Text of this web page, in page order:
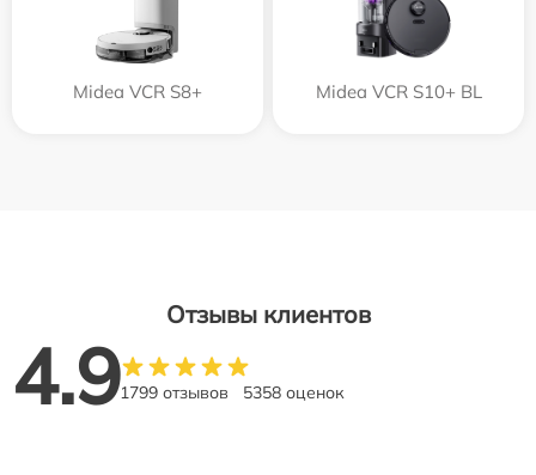
Midea VCR S8+ Midea VCR S10+ BL
Отзывы клиентов
4.91799 отзывов 5358 оценок